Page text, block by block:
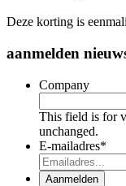
Deze korting is
aanmelden
Company
This field is for
unchanged.
E-mailadres*
Aanmelden